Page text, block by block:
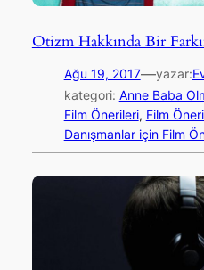
Otizm Hakkında Bir
Ağu 19, 2017—yazar:
kategori: Anne Baba
Film Önerileri, Film
Danışmanlar için Film